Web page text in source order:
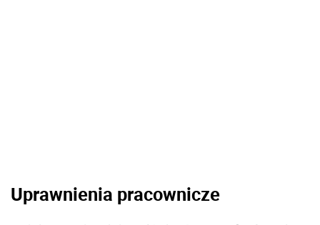
Uprawnienia pracownicze